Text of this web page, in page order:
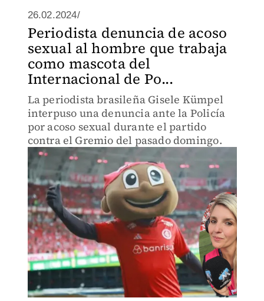
26.02.2024/
Periodista denuncia de acoso
sexual al hombre que trabaja
como mascota del
Internacional de Po...
La periodista brasileña Gisele Kümpel
interpuso una denuncia ante la Policía
por acoso sexual durante el partido
contra el Gremio del pasado domingo.